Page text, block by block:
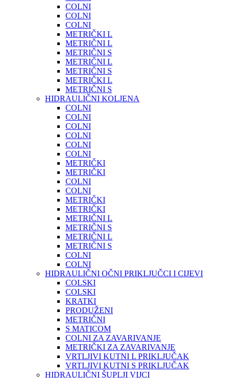
COLNI
COLNI
COLNI
METRIČKI L
METRIČNI L
METRIČNI S
METRIČNI L
METRIČNI S
METRIČKI L
METRIČNI S
HIDRAULIČNI KOLJENA
COLNI
COLNI
COLNI
COLNI
COLNI
COLNI
METRIČKI
METRIČKI
COLNI
COLNI
METRIČKI
METRIČKI
METRIČNI L
METRIČNI S
METRIČNI L
METRIČNI S
COLNI
COLNI
HIDRAULIČNI OČNI PRIKLJUČCI I CIJEVI
COLSKI
COLSKI
KRATKI
PRODUŽENI
METRIČNI
S MATICOM
COLNI ZA ZAVARIVANJE
METRIČKI ZA ZAVARIVANJE
VRTLJIVI KUTNI L PRIKLJUČAK
VRTLJIVI KUTNI S PRIKLJUČAK
HIDRAULIČNI ŠUPLJI VIJCI